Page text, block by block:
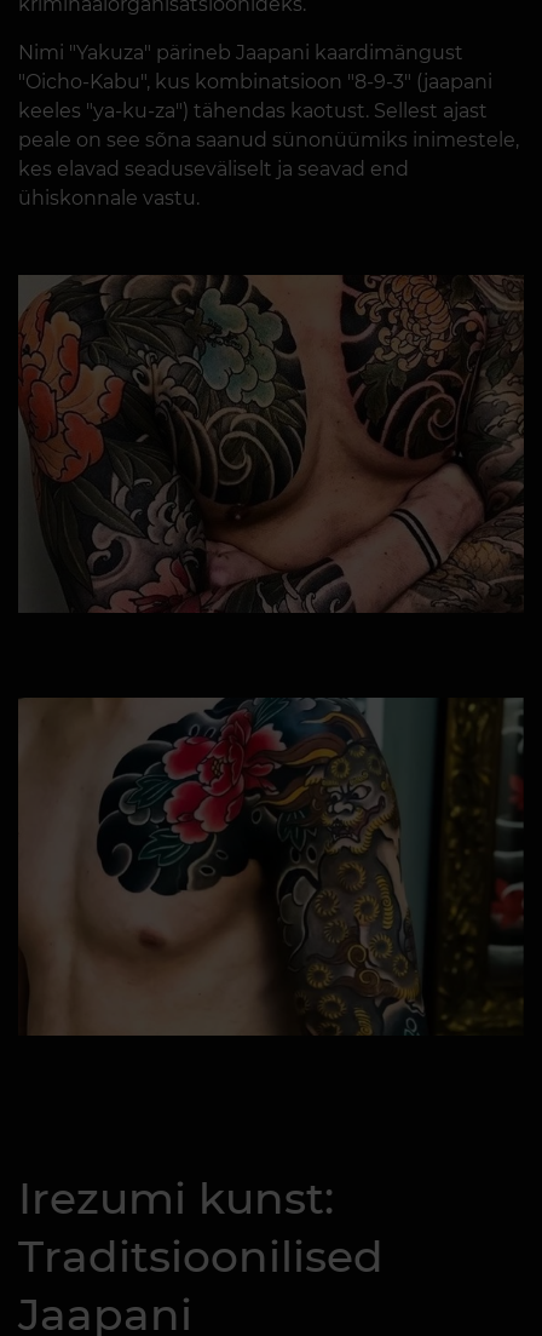
Nimi "Yakuza" pärineb Jaapani kaardimängust
"Oicho-Kabu", kus kombinatsioon "8-9-3" (jaapani
keeles "ya-ku-za") tähendas kaotust. Sellest ajast
peale on see sõna saanud sünonüümiks inimestele,
kes elavad seaduseväliselt ja seavad end
ühiskonnale vastu.
Irezumi kunst:
Traditsioonilised
Jaapani